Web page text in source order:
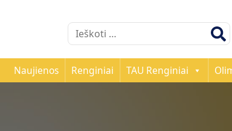
Ieškoti:
Naujienos Renginiai TAU Renginiai